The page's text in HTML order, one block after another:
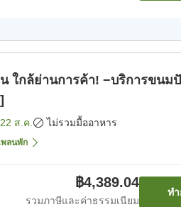
ใกล้ย่านการค้า! −บริการขนม
22 ส.ค. ไม่รวมมื้ออาหาร
พลนพัก
฿4,389.04
รวมภาษีและค่าธรรมเนียม
ทำ